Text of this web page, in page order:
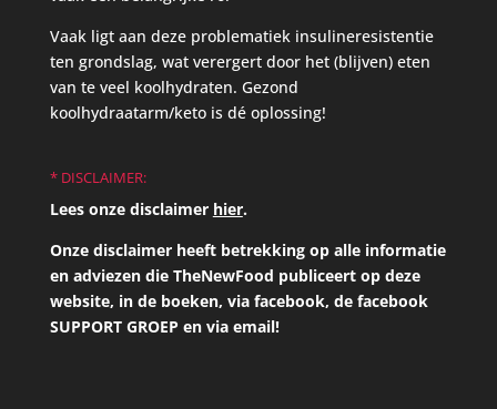
Vaak ligt aan deze problematiek insulineresistentie
ten grondslag, wat verergert door het (blijven) eten
van te veel koolhydraten. Gezond
koolhydraatarm/keto is dé oplossing!
* DISCLAIMER:
Lees onze disclaimer hier.
Onze disclaimer heeft betrekking op alle informatie
en adviezen die TheNewFood publiceert op deze
website, in de boeken, via facebook, de facebook
SUPPORT GROEP en via email!